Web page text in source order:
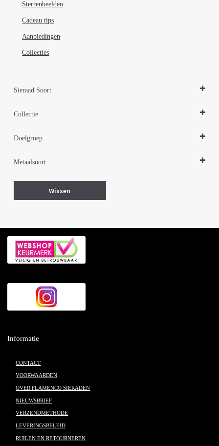
Sterrenbeelden
Cadeau tips
Aanbiedingen
Collecties
Sieraad Soort
Collectie
Doelgroep
Metaalsoort
Wissen
Informatie
CONTACT
VOORWAARDEN
OVER FLAMENCO SIERADEN
NIEUWSBRIEF
VERZENDMETHODE
LEVERINGSBELEID
RUILEN EN RETOURNEREN